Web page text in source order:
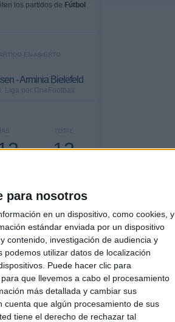
para nosotros
en un dispositivo, como cookies, y
estándar enviada por un dispositivo
contenido, investigación de audiencia y
utilizar datos de localización
Puede hacer clic para
que llevemos a cabo el procesamiento
más detallada y cambiar sus
cuenta que algún procesamiento de sus
tiene el derecho de rechazar tal
los partidos de Fútbol
EN ABIERTO
- Arminia Bielefeld
Liga por OneFootball
TOTAL
13
48
RIVALES
6
VS Hertha
Berlin